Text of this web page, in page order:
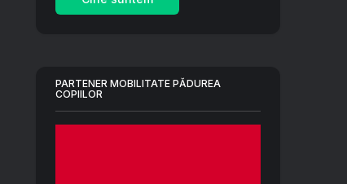
PARTENER MOBILITATE PĂDUREA
COPIILOR